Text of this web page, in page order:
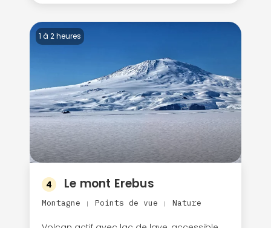
1 à 2 heures
4 Le mont Erebus
Montagne | Points de vue | Nature